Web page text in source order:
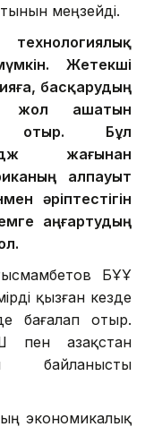
меңзейді.
Жетекші
басқарудың
жол ашатын
отыр. Бұл
жағынан
алпауыт
әріптестігін
аңғартудың
БҰҰ
қызған кезде
бағалап отыр.
пен Қазақстан
байланысты
экономикалық